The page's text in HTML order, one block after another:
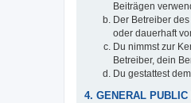
Beiträgen
Der Betreiber
oder dauerhaft
Du nimmst zur
Betreiber, dein
Du gestattest
4. GENERAL PUBLIC